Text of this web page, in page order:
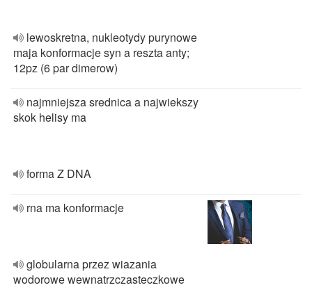
lewoskretna, nukleotydy purynowe
maja konformacje syn a reszta anty;
12pz (6 par dimerow)
najmniejsza srednica a najwiekszy
skok helisy ma
forma Z DNA
rna ma konformacje
globularna przez wiazania
wodorowe wewnatrzczasteczkowe